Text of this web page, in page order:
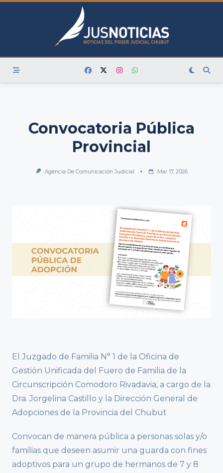
Skip
Convocatoria Pública
Provincial
Agencia De Comunicación Judicial Mar 17, 2026
El Juzgado de Familia N° 1 de la Oficina de
Gestión Unificada del Fuero de Familia de la
Circunscripción Comodoro Rivadavia, a cargo de la
Dra. Jorgelina Castillo y la Dirección General de
Adopciones de la Provincia del Chubut
Convocan de manera pública a personas solas y/o
familias que deseen asumir una guarda con fines
adoptivos para un grupo de hermanos de 7 y 8